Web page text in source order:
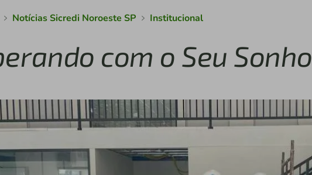
Notícias Sicredi Noroeste SP Institucional
com o Seu Sonho